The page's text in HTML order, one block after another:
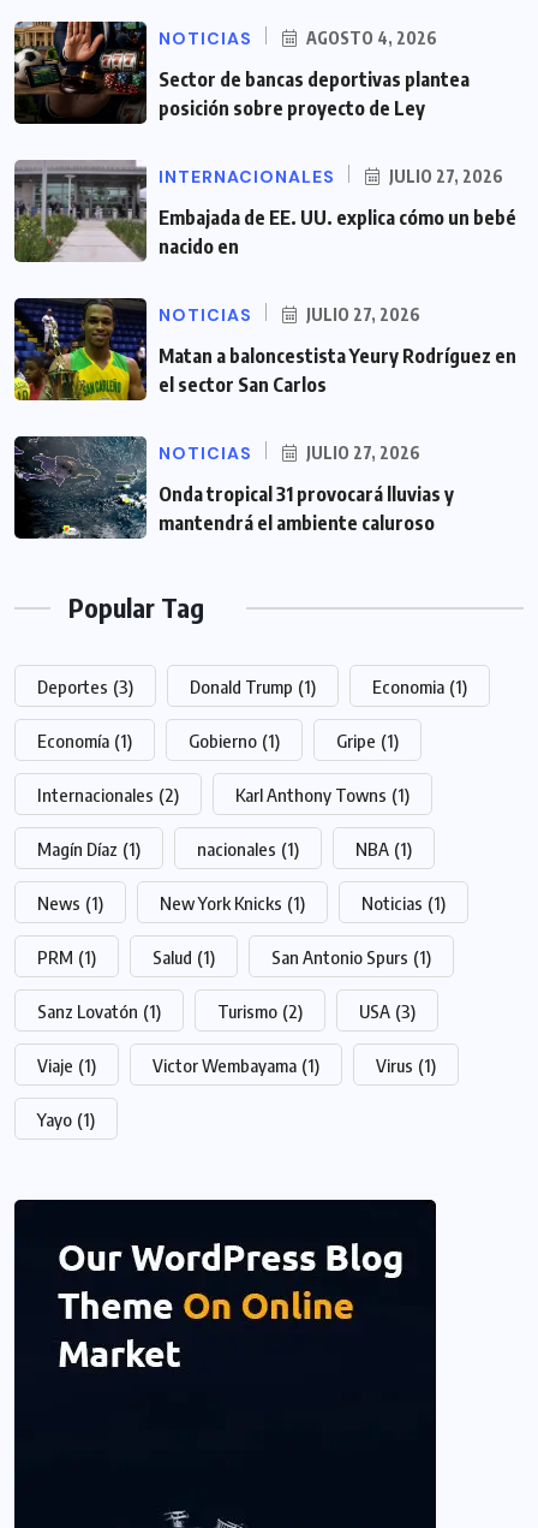
NOTICIAS AGOSTO 4, 2026
Sector de bancas deportivas plantea
posición sobre proyecto de Ley
INTERNACIONALES JULIO 27, 2026
Embajada de EE. UU. explica cómo un bebé
nacido en
NOTICIAS JULIO 27, 2026
Matan a baloncestista Yeury Rodríguez en
el sector San Carlos
NOTICIAS JULIO 27, 2026
Onda tropical 31 provocará lluvias y
mantendrá el ambiente caluroso
Popular Tag
Deportes (3) Donald Trump (1) Economia (1)
Economía (1) Gobierno (1) Gripe (1)
Internacionales (2) Karl Anthony Towns (1)
Magín Díaz (1) nacionales (1) NBA (1)
News (1) New York Knicks (1) Noticias (1)
PRM (1) Salud (1) San Antonio Spurs (1)
Sanz Lovatón (1) Turismo (2) USA (3)
Viaje (1) Victor Wembayama (1) Virus (1)
Yayo (1)